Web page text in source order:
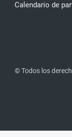
Calendario de
© Todos los